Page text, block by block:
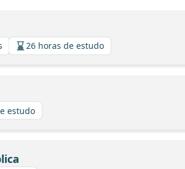
26 horas de estudo
estudo